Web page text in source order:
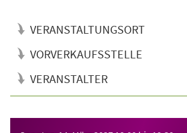
VERANSTALTUNGSORT
VORVERKAUFSSTELLE
VERANSTALTER